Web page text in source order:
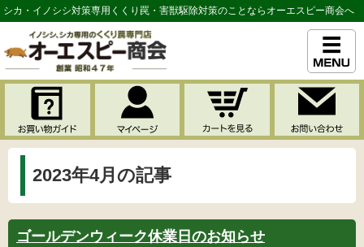
シカ・イノシシ対策専用くくり罠・害獣駆除対策のことならオーエスピー商会へ
2023年4月の記事
ゴールデンウィーク休業日のお知らせ